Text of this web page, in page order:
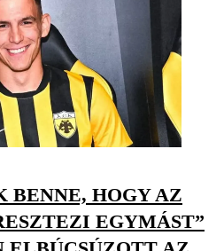
BENNE, HOGY AZ
EGYMÁST”